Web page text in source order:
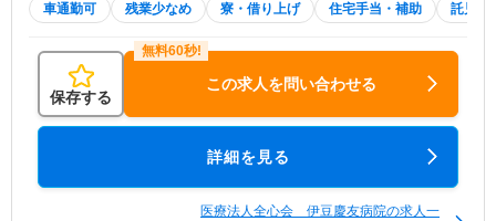
車通勤可 残業少なめ 寮・借り上げ 住宅手当・補助 託児所
保存する
この求人を問い合わせる
詳細を見る
医療法人全心会 伊豆慶友病院の求人一